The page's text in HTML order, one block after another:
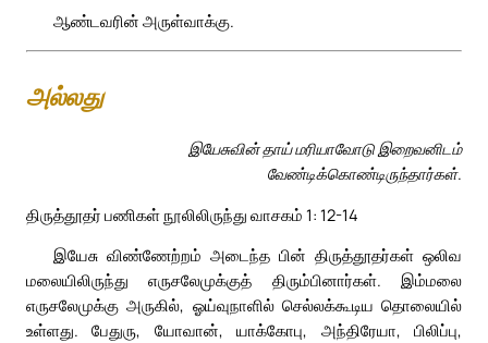
ஆண்டவரின் அருள்வாக்கு.
அல்லது
இயேசுவின் தாய் மரியாவோடு இறைவனிடம்
வேண்டிக்கொண்டிருந்தார்கள்.
திருத்தூதர் பணிகள் நூலிலிருந்து வாசகம் 1: 12-14
இயேசு விண்ணேற்றம் அடைந்த பின் திருத்தூதர்கள் ஒலிவ
மலையிலிருந்து எருசலேமுக்குத் திரும்பினார்கள். இம்மலை
எருசலேமுக்கு அருகில், ஓய்வுநாளில் செல்லக்கூடிய தொலையில்
உள்ளது. பேதுரு, யோவான், யாக்கோபு, அந்திரேயா, பிலிப்பு,